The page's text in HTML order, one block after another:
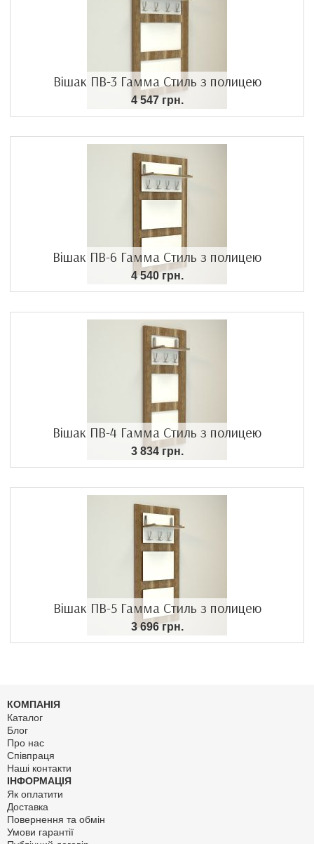
Вішак ПВ-3 Гамма Стиль з полицею
4 547 грн.
Вішак ПВ-6 Гамма Стиль з полицею
4 540 грн.
Вішак ПВ-4 Гамма Стиль з полицею
3 834 грн.
Вішак ПВ-5 Гамма Стиль з полицею
3 696 грн.
КОМПАНІЯ
Каталог
Блог
Про нас
Співпраця
Наші контакти
ІНФОРМАЦІЯ
Як оплатити
Доставка
Повернення та обмін
Умови гарантії